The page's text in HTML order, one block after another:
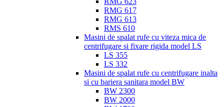
RMG 617
RMG 613
RMS 610
Masini de spalat rufe cu viteza mica de
centrifugare si fixare rigida model LS
LS 355
LS 332
Masini de spalat rufe cu centrifugare inalta
si cu bariera sanitara model BW
BW 2300
BW 2000